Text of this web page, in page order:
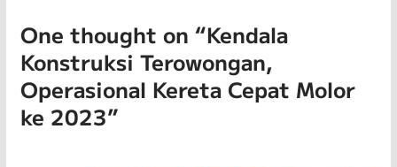
One thought on “Kendala
Konstruksi Terowongan,
Operasional Kereta Cepat Molor
ke 2023”